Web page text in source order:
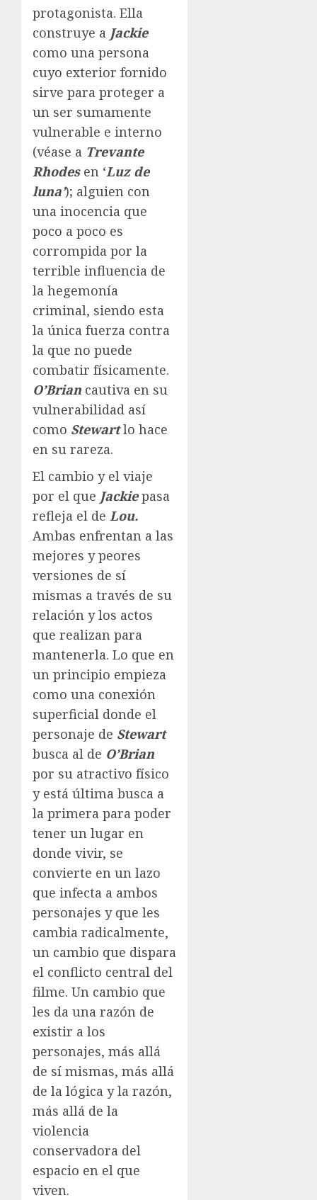
protagonista. Ella
construye a Jackie
como una persona
cuyo exterior fornido
sirve para proteger a
un ser sumamente
vulnerable e interno
(véase a Trevante
Rhodesen ‘Luz de
luna’); alguien con
una inocencia que
poco a poco es
corrompida por la
terrible influencia de
la hegemonía
criminal, siendo esta
la única fuerza contra
la que no puede
combatir físicamente.
O’Brian cautiva en su
vulnerabilidad así
como Stewartlo hace
en su rareza.
El cambio y el viaje
por el que Jackiepasa
refleja el de Lou.
Ambas enfrentan a las
mejores y peores
versiones de sí
mismas a través de su
relación y los actos
que realizan para
mantenerla. Lo que en
un principio empieza
como una conexión
superficial donde el
personaje de Stewart
busca al de O’Brian
por su atractivo físico
y está última busca a
la primera para poder
tener un lugar en
donde vivir, se
convierte en un lazo
que infecta a ambos
personajes y que les
cambia radicalmente,
un cambio que dispara
el conflicto central del
filme. Un cambio que
les da una razón de
existir a los
personajes, más allá
de sí mismas, más allá
de la lógica y la razón,
más allá de la
violencia
conservadora del
espacio en el que
viven.